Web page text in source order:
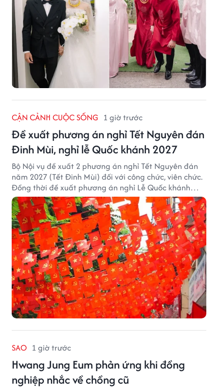
CẬN CẢNH CUỘC SỐNG 1 giờ trước
Đề xuất phương án nghỉ Tết Nguyên đán
Đinh Mùi, nghỉ lễ Quốc khánh 2027
Bộ Nội vụ đề xuất 2 phương án nghỉ Tết Nguyên đán
năm 2027 (Tết Đinh Mùi) đối với công chức, viên chức.
Đồng thời đề xuất phương án nghỉ Lễ Quốc khánh
năm 2027 với 4 ngày nghỉ liên tục.
SAO 1 giờ trước
Hwang Jung Eum phản ứng khi đồng
nghiệp nhắc về chồng cũ